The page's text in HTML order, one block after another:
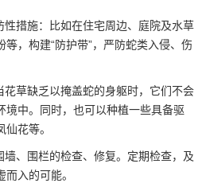
措施：比如在住宅周边、庭院及水草
，构建“防护带”，严防蛇类入侵、伤
草缺乏以掩盖蛇的身躯时，它们不会
境中。同时，也可以种植一些具备驱
花等。
、围栏的检查、修复。定期检查，及
入的可能。